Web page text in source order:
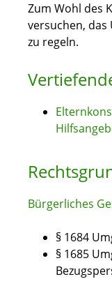
Zum Wohl des
versuchen,
zu regeln.
Bürgerliches
§ 1684
§ 1685